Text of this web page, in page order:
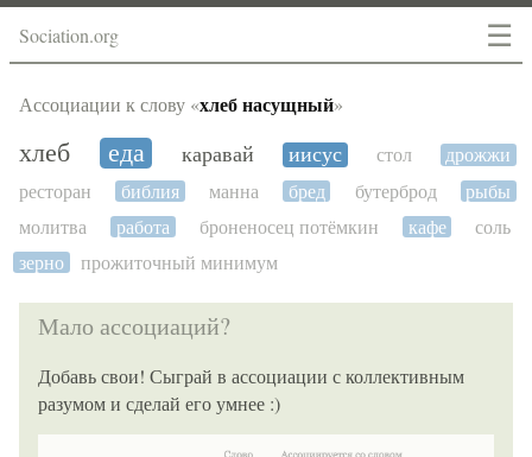
☰
Sociation.org
Ассоциации к слову «хлеб насущный»
хлеб еда каравай иисус стол
дрожжи
ресторан
библия манна бред бутерброд
рыбы
молитва
работа броненосец потёмкин кафе
соль
зерно
прожиточный минимум
Мало ассоциаций?
Добавь свои! Сыграй в ассоциации с коллективным
разумом и сделай его умнее :)